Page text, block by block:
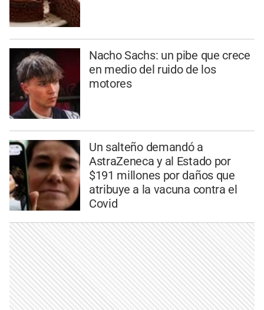
Nacho Sachs: un pibe que crece
en medio del ruido de los
motores
Un salteño demandó a
AstraZeneca y al Estado por
$191 millones por daños que
atribuye a la vacuna contra el
Covid